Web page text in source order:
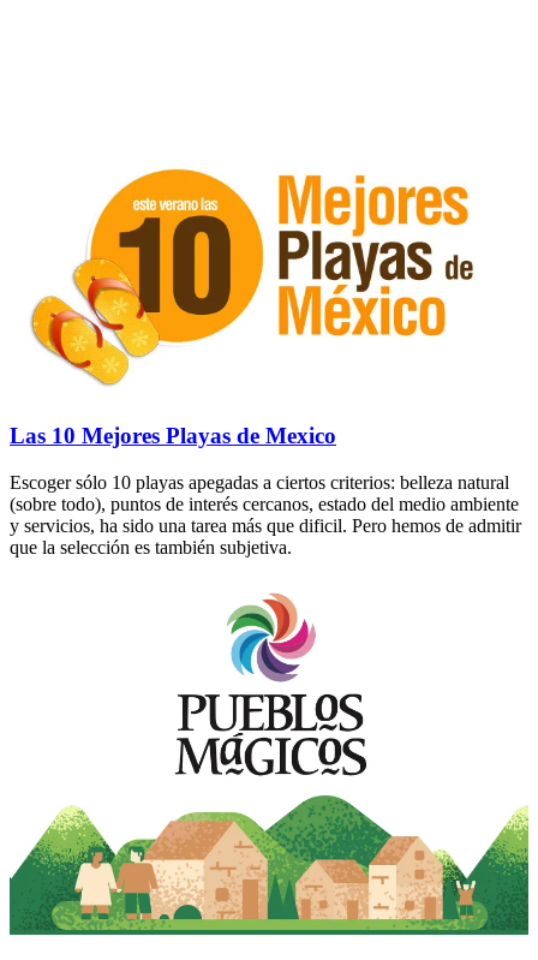
Las 10 Mejores Playas de Mexico
Escoger sólo 10 playas apegadas a ciertos criterios: belleza natural
(sobre todo), puntos de interés cercanos, estado del medio ambiente
y servicios, ha sido una tarea más que dificil. Pero hemos de admitir
que la selección es también subjetiva.